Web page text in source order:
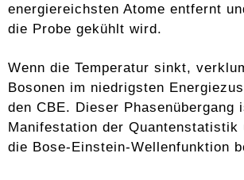
energiereichsten Atome entfernt
die Probe gekühlt wird.
Wenn die Temperatur sinkt,
Bosonen im niedrigsten
den CBE. Dieser Phasenübergang
Manifestation der Quantenstatistik
die Bose-Einstein-Wellenfunktion